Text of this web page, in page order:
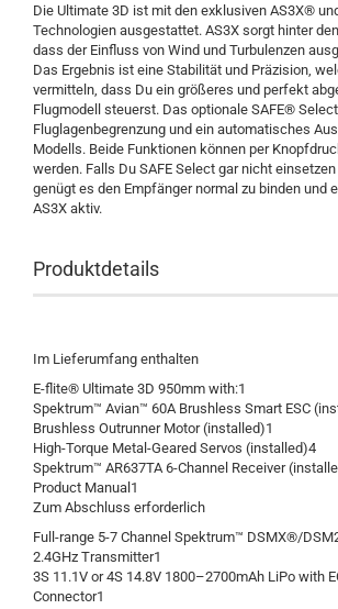
Die Ultimate 3D ist mit den exklusiven AS3X®
Technologien ausgestattet. AS3X sorgt hinter
dass der Einfluss von Wind und Turbulenzen
Das Ergebnis ist eine Stabilität und Präzision,
vermitteln, dass Du ein größeres und perfekt
Flugmodell steuerst. Das optionale SAFE®
Fluglagenbegrenzung und ein automatisches
Modells. Beide Funktionen können per
werden. Falls Du SAFE Select gar nicht
genügt es den Empfänger normal zu binden und
AS3X aktiv.
Produktdetails
Im Lieferumfang enthalten
E-flite® Ultimate 3D 950mm with:1
Spektrum™ Avian™ 60A Brushless Smart ESC
Brushless Outrunner Motor (installed)1
High-Torque Metal-Geared Servos (installed)4
Spektrum™ AR637TA 6-Channel Receiver
Product Manual1
Zum Abschluss erforderlich
Full-range 5-7 Channel Spektrum™ DSMX®/
2.4GHz Transmitter1
3S 11.1V or 4S 14.8V 1800–2700mAh LiPo with
Connector1